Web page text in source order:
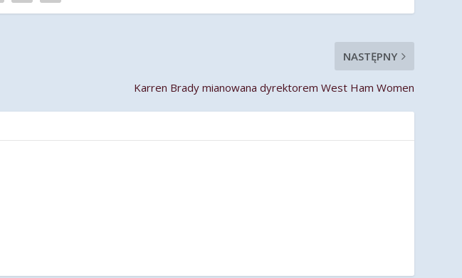
NASTĘPNY
Karren Brady mianowana dyrektorem West Ham Women